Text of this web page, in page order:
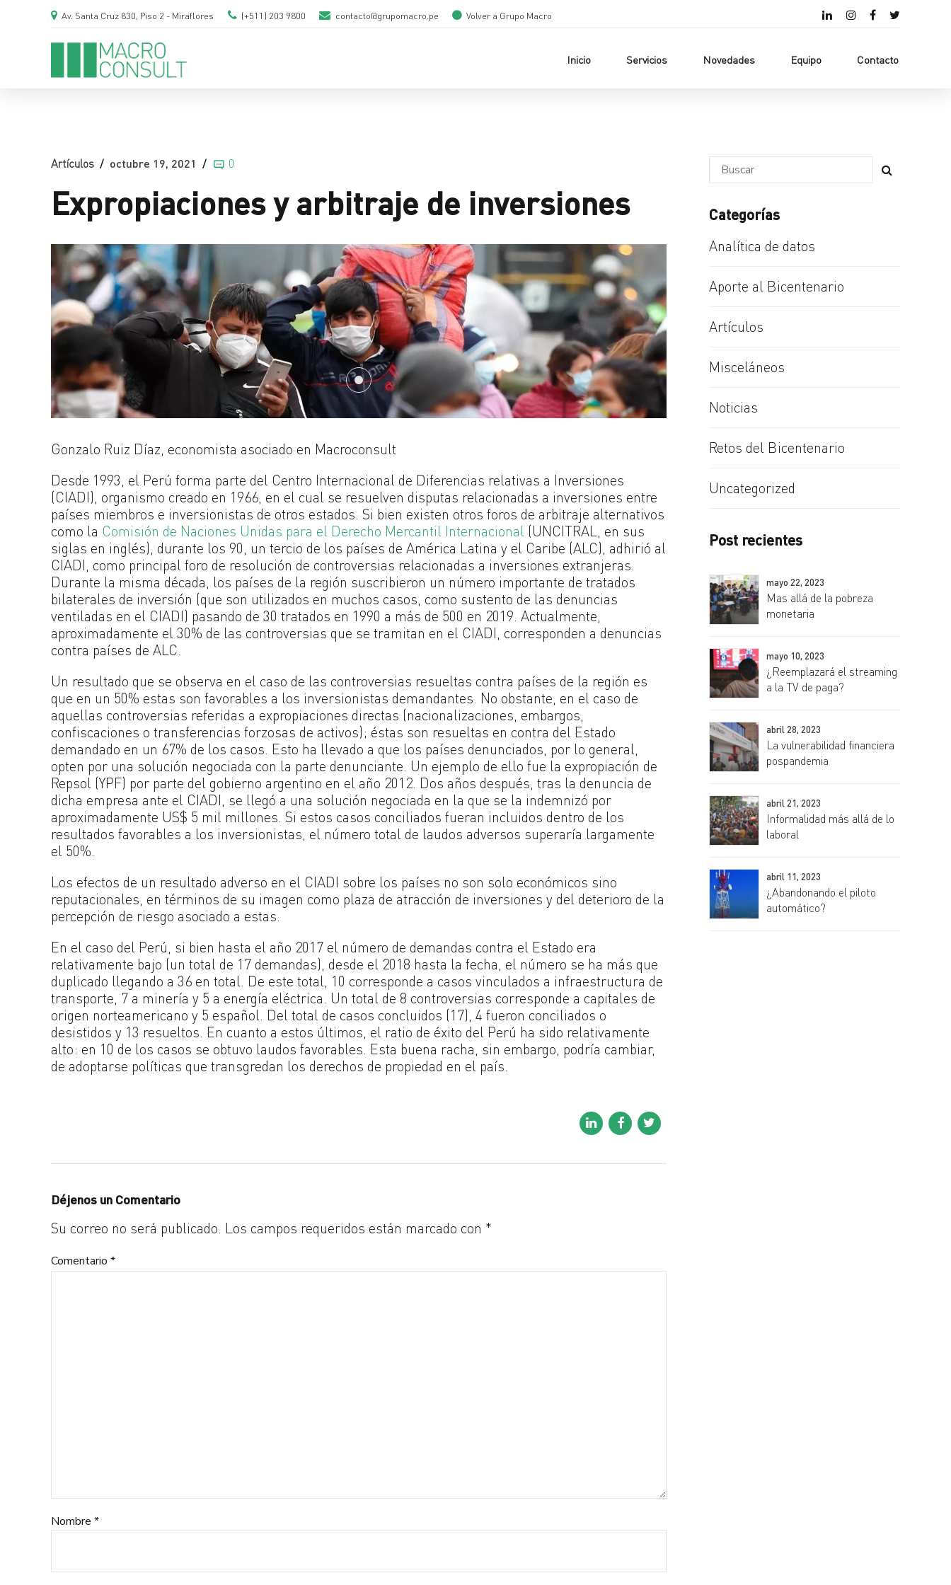
Av. Santa Cruz 830, Piso 2 - Miraflores (+511) 203 9800 contacto@grupomacro.pe Volver a Grupo Macro
Inicio Servicios Novedades Equipo Contacto
Artículos octubre 19, 2021 0
Expropiaciones y arbitraje de inversiones
Gonzalo Ruiz Díaz, economista asociado en Macroconsult
Desde 1993, el Perú forma parte del Centro Internacional de Diferencias relativas a Inversiones
(CIADI), organismo creado en 1966, en el cual se resuelven disputas relacionadas a inversiones entre
países miembros e inversionistas de otros estados. Si bien existen otros foros de arbitraje alternativos
como la Comisión de Naciones Unidas para el Derecho Mercantil Internacional (UNCITRAL, en sus
siglas en inglés), durante los 90, un tercio de los países de América Latina y el Caribe (ALC), adhirió al
CIADI, como principal foro de resolución de controversias relacionadas a inversiones extranjeras.
Durante la misma década, los países de la región suscribieron un número importante de tratados
bilaterales de inversión (que son utilizados en muchos casos, como sustento de las denuncias
ventiladas en el CIADI) pasando de 30 tratados en 1990 a más de 500 en 2019. Actualmente,
aproximadamente el 30% de las controversias que se tramitan en el CIADI, corresponden a denuncias
contra países de ALC.
Un resultado que se observa en el caso de las controversias resueltas contra países de la región es
que en un 50% estas son favorables a los inversionistas demandantes. No obstante, en el caso de
aquellas controversias referidas a expropiaciones directas (nacionalizaciones, embargos,
confiscaciones o transferencias forzosas de activos); éstas son resueltas en contra del Estado
demandado en un 67% de los casos. Esto ha llevado a que los países denunciados, por lo general,
opten por una solución negociada con la parte denunciante. Un ejemplo de ello fue la expropiación de
Repsol (YPF) por parte del gobierno argentino en el año 2012. Dos años después, tras la denuncia de
dicha empresa ante el CIADI, se llegó a una solución negociada en la que se la indemnizó por
aproximadamente US$ 5 mil millones. Si estos casos conciliados fueran incluidos dentro de los
resultados favorables a los inversionistas, el número total de laudos adversos superaría largamente
el 50%.
Los efectos de un resultado adverso en el CIADI sobre los países no son solo económicos sino
reputacionales, en términos de su imagen como plaza de atracción de inversiones y del deterioro de la
percepción de riesgo asociado a estas.
En el caso del Perú, si bien hasta el año 2017 el número de demandas contra el Estado era
relativamente bajo (un total de 17 demandas), desde el 2018 hasta la fecha, el número se ha más que
duplicado llegando a 36 en total. De este total, 10 corresponde a casos vinculados a infraestructura de
transporte, 7 a minería y 5 a energía eléctrica. Un total de 8 controversias corresponde a capitales de
origen norteamericano y 5 español. Del total de casos concluidos (17), 4 fueron conciliados o
desistidos y 13 resueltos. En cuanto a estos últimos, el ratio de éxito del Perú ha sido relativamente
alto: en 10 de los casos se obtuvo laudos favorables. Esta buena racha, sin embargo, podría cambiar,
de adoptarse políticas que transgredan los derechos de propiedad en el país.
Déjenos un Comentario
Su correo no será publicado. Los campos requeridos están marcado con *
Comentario *
Nombre *
Categorías
Analítica de datos
Aporte al Bicentenario
Artículos
Misceláneos
Noticias
Retos del Bicentenario
Uncategorized
Post recientes
mayo 22, 2023
Mas allá de la pobreza
monetaria
mayo 10, 2023
¿Reemplazará el streaming
a la TV de paga?
abril 28, 2023
La vulnerabilidad financiera
pospandemia
abril 21, 2023
Informalidad más allá de lo
laboral
abril 11, 2023
¿Abandonando el piloto
automático?